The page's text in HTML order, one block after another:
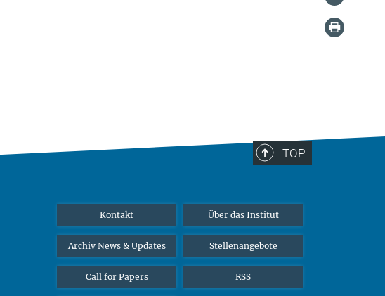
TOP
Kontakt Über das Institut
Archiv News & Updates Stellenangebote
Call for Papers RSS